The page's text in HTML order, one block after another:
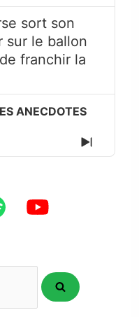
sort son
sur le ballon
franchir la
Next
Episode